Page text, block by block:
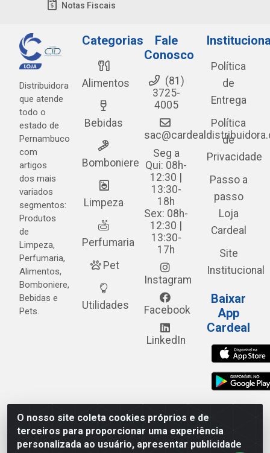
O nosso site coleta cookies próprios e de
terceiros para proporcionar uma experiência
personalizada ao usuário, apresentar publicidade
Notas Fiscais
Distribuidora
que atende
todo o
estado de
Pernambuco
com
artigos
dos mais
variados
segmentos:
Produtos
de
Limpeza,
Perfumaria,
Alimentos,
Bomboniere,
Bebidas e
Pets.
Categorias
Alimentos
Bebidas
Bomboniere
Limpeza
Perfumaria
Pet
Utilidades
Fale
Conosco
(81)
3725-
4005
Seg a
Qui: 08h-
12:30 |
13:30-
18h
Sex: 08h-
12:30 |
13:30-
17h
Instagram
Facebook
LinkedIn
Política
de
Entrega
Política
de
Privacidade
Passo a
passo
Loja
Cardeal
Site
Institucional
Baixar
App
Cardeal
Cardeal Distribuidora - Estrada Alto do Moura, 582 - Alto
do Moura - Caruaru/PE - CEP 55.040-120 - CNPJ